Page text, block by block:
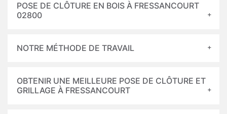
POSE DE CLÔTURE EN BOIS À FRESSANCOURT
02800
NOTRE MÉTHODE DE TRAVAIL
OBTENIR UNE MEILLEURE POSE DE CLÔTURE ET
GRILLAGE À FRESSANCOURT